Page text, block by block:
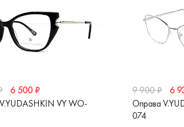
6 500 ₽
VY WO-
9 900 ₽
6
Оправа
074